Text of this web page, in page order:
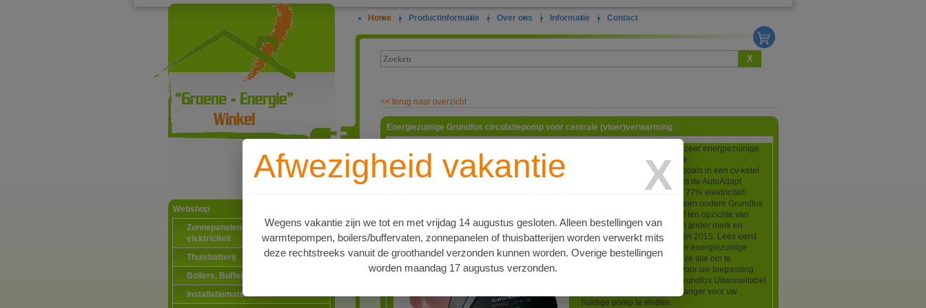
Ga naar productinformatie
Webshop
Zonnepanelen PV-systemen
elektriciteit
Thuisbatterij
Boilers, Buffervaten en toebehoren
Installatiematerialen
Home | Productinformatie | Over ons | Informatie | Contact
X
Afwezigheid vakantie X
Wegens vakantie zijn we tot en met vrijdag 14 augustus gesloten. Alleen bestellingen van
warmtepompen, boilers/buffervaten, zonnepanelen of thuisbatterijen worden verwerkt mits
deze rechtstreeks vanuit de groothandel verzonden kunnen worden. Overige bestellingen
worden maandag 17 augustus verzonden.
<< terug naar overzicht
Energiezuinige Grundfos circulatiepomp voor centrale (vloer)verwarming
De Grundfos Alpha2 is een zeer energiezuinige
circulatiepomp voor centrale
verwarmingstoepassingen zoals in een cv-ketel
of vloerverwarmingsunit. Met de AutoAdapt
functie kan de pomp tot wel 77% elektriciteit
besparen ten opzichte van een oudere Grundfos
UPS pomp (voor bj 2000) of ten opzichte van
vergelijkbare pomp van een ander merk en
voldoet aan de richtlijnen van 2015. Lees eerst
de algemene informatie over energiezuinige
verwarmingspompen op deze site om te
beoordelen of een Alpha2 voor uw toepassing
geschikt is. Download de Grundfos Uitwisseltabel
hieronder om de juiste vervanger voor uw
huidige pomp te vinden.